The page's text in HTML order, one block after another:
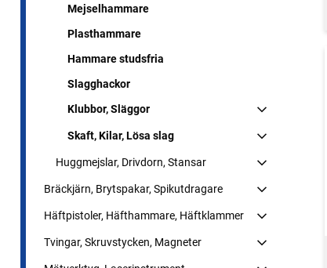
Mejselhammare
Plasthammare
Hammare studsfria
Slagghackor
Klubbor, Släggor
Skaft, Kilar, Lösa slag
Huggmejslar, Drivdorn, Stansar
Bräckjärn, Brytspakar, Spikutdragare
Häftpistoler, Häfthammare, Häftklammer
Tvingar, Skruvstycken, Magneter